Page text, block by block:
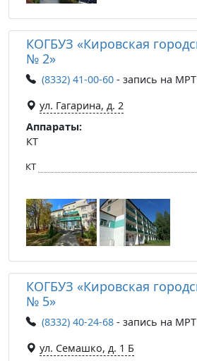
КОГБУЗ «Кировская
№ 2»
(8332) 41-00-60 - запись на
ул. Гагарина, д. 2
Аппараты:
КТ
КТ
КОГБУЗ «Кировская
№ 5»
(8332) 40-24-68 - запись на
ул. Семашко, д. 1 Б